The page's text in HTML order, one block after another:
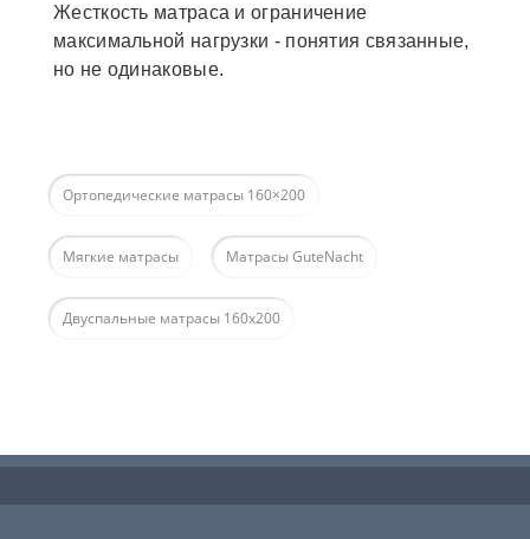
Жесткость матраса и ограничение
максимальной нагрузки - понятия связанные,
но не одинаковые.
Ортопедические матрасы 160×200
Мягкие матрасы Матрасы GuteNacht
Двуспальные матрасы 160х200